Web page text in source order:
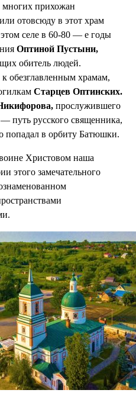
многих прихожан
отовсюду в этот храм
селе в 60-80 — е годы
Оптиной Пустыни,
обитель людей.
к обезглавленным храмам,
Старцев Оптинских.
прослужившего
путь русского священника,
попадал в орбиту Батюшки.
Христовом наша
этого замечательного